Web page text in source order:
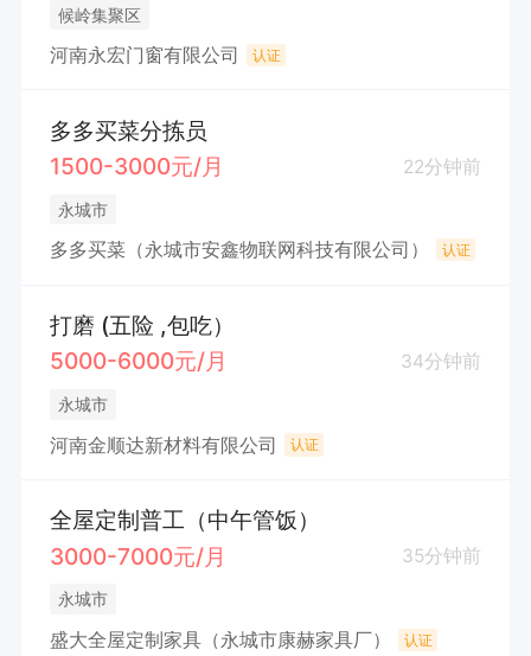
候岭集聚区
河南永宏门窗有限公司 认证
多多买菜分拣员
1500-3000元/月
22分钟前
永城市
多多买菜（永城市安鑫物联网科技有限公司） 认证
打磨 (五险 ,包吃）
5000-6000元/月
34分钟前
永城市
河南金顺达新材料有限公司 认证
全屋定制普工（中午管饭）
3000-7000元/月
35分钟前
永城市
盛大全屋定制家具（永城市康赫家具厂） 认证